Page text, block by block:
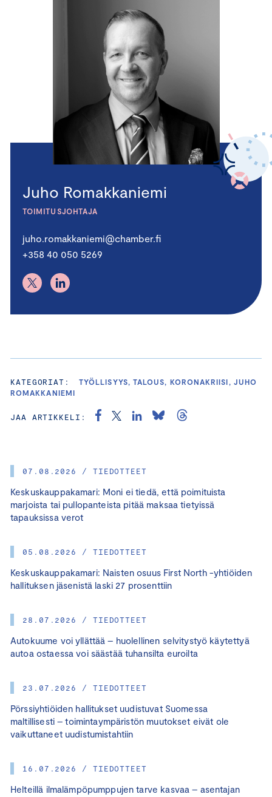
07.08.2026 / TIEDOTTEET
Keskuskauppakamari: Moni ei tiedä, että poimituista
marjoista tai pullopanteista pitää maksaa tietyissä
tapauksissa verot
05.08.2026 / TIEDOTTEET
Keskuskauppakamari: Naisten osuus First North -yhtiöiden
hallituksen jäsenistä laski 27 prosenttiin
28.07.2026 / TIEDOTTEET
Autokuume voi yllättää – huolellinen selvitystyö käytettyä
autoa ostaessa voi säästää tuhansilta euroilta
23.07.2026 / TIEDOTTEET
Pörssiyhtiöiden hallitukset uudistuvat Suomessa
maltillisesti – toimintaympäristön muutokset eivät ole
vaikuttaneet uudistumistahtiin
16.07.2026 / TIEDOTTEET
Helteillä ilmalämpöpumppujen tarve kasvaa – asentajan
Juho Romakkaniemi
TOIMITUSJOHTAJA
juho.romakkaniemi@chamber.fi
+358 40 050 5269
KATEGORIAT:
TYÖLLISYYS, TALOUS, KORONAKRIISI, JUHO
ROMAKKANIEMI
JAA ARTIKKELI: